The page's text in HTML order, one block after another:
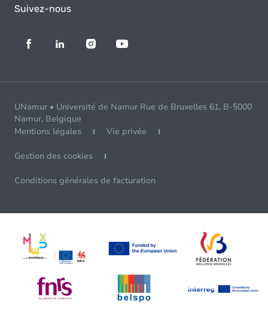
Suivez-nous
UNamur • Université de Namur Rue de Bruxelles 61, B-5000
Namur, Belgique
Mentions légales
Vie privée
Gestion des cookies
Conditions générales de facturation